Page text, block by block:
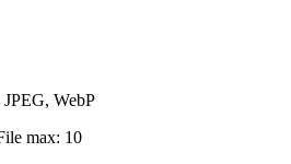
WebP
max: 10